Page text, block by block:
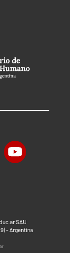
SAU
- Argentina